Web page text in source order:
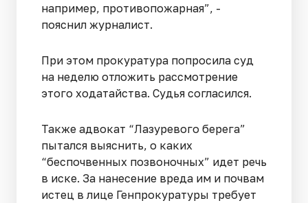
например, противопожарная”, -
пояснил журналист.
При этом прокуратура попросила суд
на неделю отложить рассмотрение
этого ходатайства. Судья согласился.
Также адвокат “Лазуревого берега”
пытался выяснить, о каких
“беспочвенных позвоночных” идет речь
в иске. За нанесение вреда им и почвам
истец в лице Генпрокуратуры требует